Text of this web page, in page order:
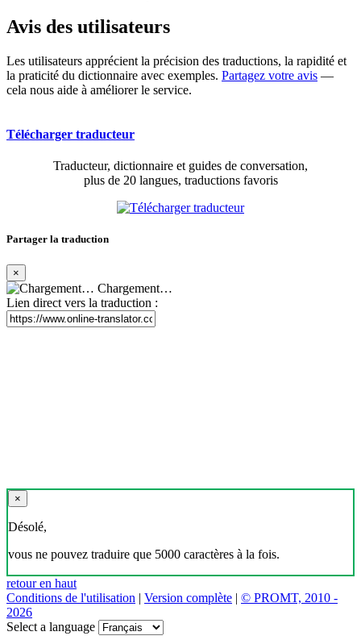
Avis des utilisateurs
Les utilisateurs apprécient la précision des traductions, la rapidité et
la praticité du dictionnaire avec exemples. Partagez votre avis —
cela nous aide à améliorer le service.
Télécharger traducteur
Traducteur, dictionnaire et guides de conversation,
plus de 20 langues, traductions favoris
Partager la traduction
×
Chargement…
Lien direct vers la traduction :
×
Désolé,
vous ne pouvez traduire que 5000 caractères à la fois.
retour en haut
Conditions de l'utilisation | Version complète | © PROMT, 2010 -
2026
Select a language